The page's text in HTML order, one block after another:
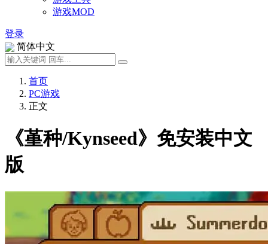
游戏MOD
登录
简体中文
首页
PC游戏
正文
《堇种/Kynseed》免安装中文
版